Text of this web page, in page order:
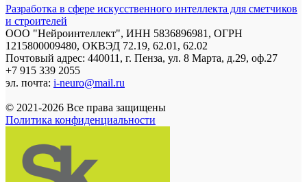
Разработка в сфере искусственного интеллекта для сметчиков
и строителей
ООО "Нейроинтеллект", ИНН 5836896981, ОГРН
1215800009480, ОКВЭД 72.19, 62.01, 62.02
Почтовый адрес: 440011, г. Пенза, ул. 8 Марта, д.29, оф.27
+7 915 339 2055
эл. почта: i-neuro@mail.ru
© 2021-2026 Все права защищены
Политика конфиденциальности